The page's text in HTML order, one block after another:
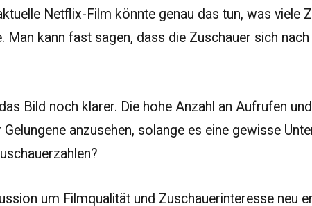
Netflix-Film könnte genau das tun, was viele
kann fast sagen, dass die Zuschauer sich
Bild noch klarer. Die hohe Anzahl an Aufrufen
anzusehen, solange es eine gewisse
um Filmqualität und Zuschauerinteresse neu